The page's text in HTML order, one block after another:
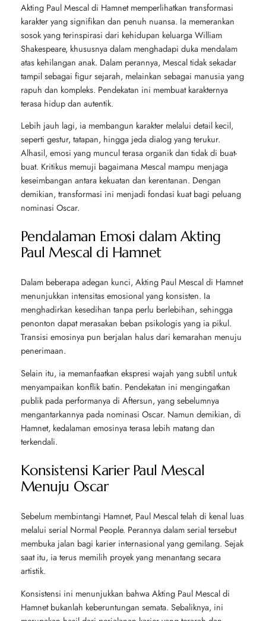
Akting Paul Mescal di Hamnetmemperlihatkan transformasi
karakter yang signifikan dan penuh nuansa. Ia memerankan
sosok yang terinspirasi dari kehidupan keluarga William
Shakespeare, khususnya dalam menghadapi duka mendalam
atas kehilangan anak. Dalam perannya, Mescal tidak sekadar
tampil sebagai figur sejarah, melainkan sebagai manusia yang
rapuh dan kompleks. Pendekatan ini membuat karakternya
terasa hidup dan autentik.
Lebih jauh lagi, ia membangun karakter melalui detail kecil,
seperti gestur, tatapan, hingga jeda dialog yang terukur.
Alhasil, emosi yang muncul terasa organik dan tidak di buat-
buat. Kritikus memuji bagaimana Mescal mampu menjaga
keseimbangan antara kekuatan dan kerentanan. Dengan
demikian, transformasi ini menjadi fondasi kuat bagi peluang
nominasi Oscar.
Pendalaman Emosi dalam Akting
Paul Mescal di Hamnet
Dalam beberapa adegan kunci, Akting Paul Mescal di Hamnet
menunjukkan intensitas emosional yang konsisten. Ia
menghadirkan kesedihan tanpa perlu berlebihan, sehingga
penonton dapat merasakan beban psikologis yang ia pikul.
Transisi emosinya pun berjalan halus dari kemarahan menuju
penerimaan.
Selain itu, ia memanfaatkan ekspresi wajah yang subtil untuk
menyampaikan konflik batin. Pendekatan ini mengingatkan
publik pada performanya di Aftersun, yang sebelumnya
mengantarkannya pada nominasi Oscar. Namun demikian, di
Hamnet, kedalaman emosinya terasa lebih matang dan
terkendali.
Konsistensi Karier Paul Mescal
Menuju Oscar
Sebelum membintangi Hamnet, Paul Mescaltelah di kenal luas
melalui serial Normal People. Perannya dalam serial tersebut
membuka jalan bagi karier internasional yang gemilang. Sejak
saat itu, ia terus memilih proyek yang menantang secara
artistik.
Konsistensi ini menunjukkan bahwa Akting Paul Mescal di
Hamnetbukanlah keberuntungan semata. Sebaliknya, ini